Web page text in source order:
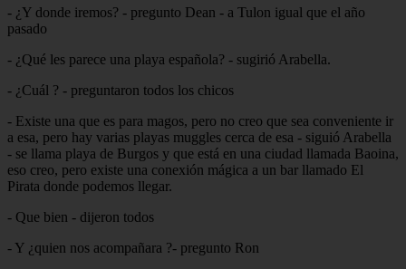
- ¿Y donde iremos? - pregunto Dean - a Tulon igual que el año
pasado
- ¿Qué les parece una playa española? - sugirió Arabella.
- ¿Cuál ? - preguntaron todos los chicos
- Existe una que es para magos, pero no creo que sea conveniente ir
a esa, pero hay varias playas muggles cerca de esa - siguió Arabella
- se llama playa de Burgos y que está en una ciudad llamada Baoina,
eso creo, pero existe una conexión mágica a un bar llamado El
Pirata donde podemos llegar.
- Que bien - dijeron todos
- Y ¿quien nos acompañara ?- pregunto Ron